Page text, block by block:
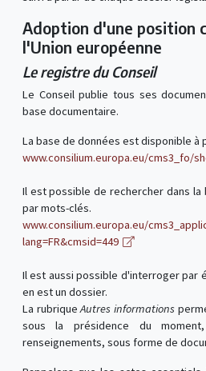
Adoption d'une position
l'Union européenne
Le registre du Conseil
Le Conseil publie tous ses
base documentaire.
La base de données est disponible à
www.consilium.europa.eu/cms3_fo/
Il est possible de rechercher dans
par mots-clés.
www.consilium.europa.eu/
lang=FR&cmsid=449
Il est aussi possible d'interroger par
en est un dossier.
La rubriqueAutres informations
sous la présidence du
renseignements, sous forme de